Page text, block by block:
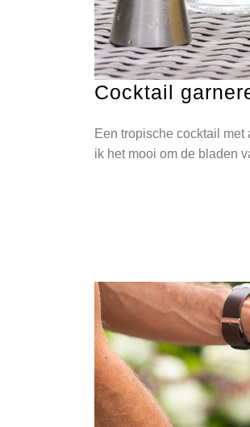
Cocktail
Een tropische cocktail
ik het mooi om de bladen